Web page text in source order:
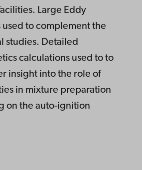
Large Eddy
used to complement the
studies. Detailed
calculations used to to
insight into the role of
in mixture preparation
on the auto-ignition